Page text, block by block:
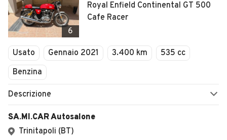
6
Royal Enfield Continental GT 500
Cafe Racer
Usato Gennaio 2021 3.400 km
535 cc
Benzina
Descrizione
SA.MI.CAR Autosalone
Trinitapoli (BT)